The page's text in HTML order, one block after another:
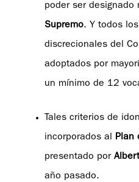
poder ser designado
Supremo. Y todos
discrecionales del
adoptados por
un mínimo de 12
Tales criterios de
incorporados al Plan
presentado por
año pasado.